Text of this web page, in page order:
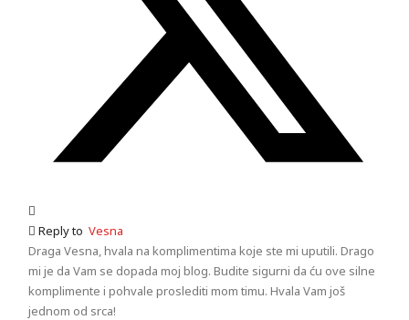
Reply toVesna
Draga Vesna, hvala na komplimentima koje ste mi uputili. Drago
mi je da Vam se dopada moj blog. Budite sigurni da ću ove silne
komplimente i pohvale proslediti mom timu. Hvala Vam još
jednom od srca!